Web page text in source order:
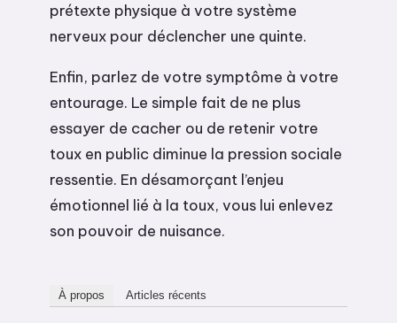
prétexte physique à votre système
nerveux pour déclencher une quinte.
Enfin, parlez de votre symptôme à votre
entourage. Le simple fait de ne plus
essayer de cacher ou de retenir votre
toux en public diminue la pression sociale
ressentie. En désamorçant l’enjeu
émotionnel lié à la toux, vous lui enlevez
son pouvoir de nuisance.
À propos Articles récents